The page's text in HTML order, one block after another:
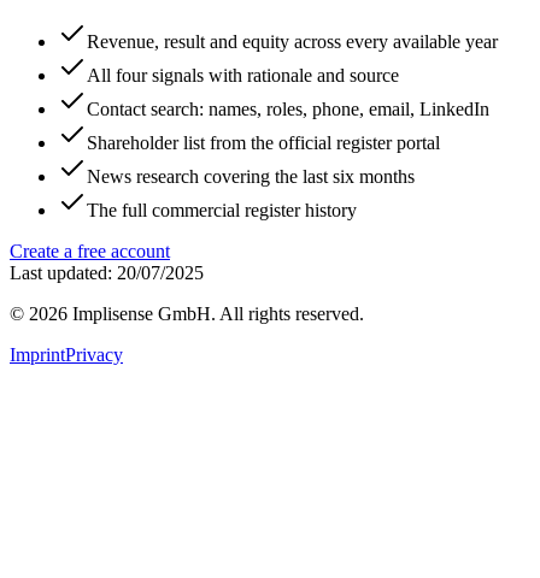
Revenue, result and equity across every available year
All four signals with rationale and source
Contact search: names, roles, phone, email, LinkedIn
Shareholder list from the official register portal
News research covering the last six months
The full commercial register history
Create a free account
Last updated: 20/07/2025
© 2026 Implisense GmbH. All rights reserved.
ImprintPrivacy